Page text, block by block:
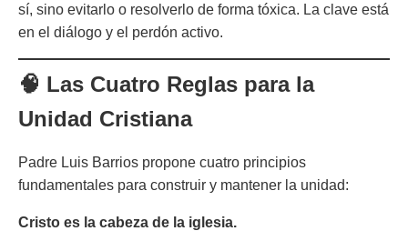
sí, sino evitarlo o resolverlo de forma tóxica. La clave está
en el diálogo y el perdón activo.
🧠 Las Cuatro Reglas para la
Unidad Cristiana
Padre Luis Barrios propone cuatro principios
fundamentales para construir y mantener la unidad:
Cristo es la cabeza de la iglesia.